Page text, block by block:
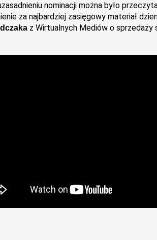
nominacji można było
za najbardziej zasięgowy materiał
z Wirtualnych Mediów o sprzedaży